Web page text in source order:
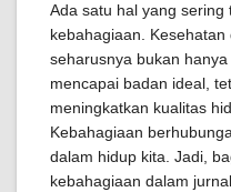
Ada satu hal yang sering
kebahagiaan.
seharusnya bukan
mencapai badan ideal,
meningkatkan kualitas
Kebahagiaan
dalam hidup kita. Jadi,
kebahagiaan dalam